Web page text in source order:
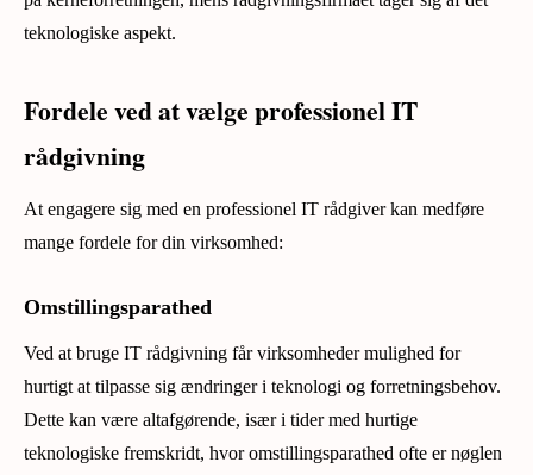
teknologiske aspekt.
Fordele ved at vælge professionel IT
rådgivning
At engagere sig med en professionel IT rådgiver kan medføre
mange fordele for din virksomhed:
Omstillingsparathed
Ved at bruge IT rådgivning får virksomheder mulighed for
hurtigt at tilpasse sig ændringer i teknologi og forretningsbehov.
Dette kan være altafgørende, især i tider med hurtige
teknologiske fremskridt, hvor omstillingsparathed ofte er nøglen